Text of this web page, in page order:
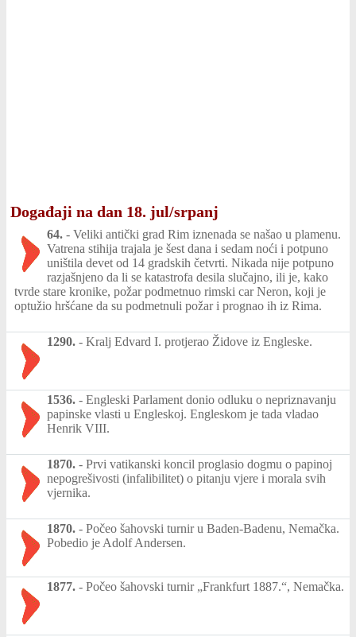
Događaji na dan 18. jul/srpanj
64. - Veliki antički grad Rim iznenada se našao u plamenu.
Vatrena stihija trajala je šest dana i sedam noći i potpuno
uništila devet od 14 gradskih četvrti. Nikada nije potpuno
razjašnjeno da li se katastrofa desila slučajno, ili je, kako
tvrde stare kronike, požar podmetnuo rimski car Neron, koji je
optužio hršćane da su podmetnuli požar i prognao ih iz Rima.
1290. - Kralj Edvard I. protjerao Židove iz Engleske.
1536. - Engleski Parlament donio odluku o nepriznavanju
papinske vlasti u Engleskoj. Engleskom je tada vladao
Henrik VIII.
1870. - Prvi vatikanski koncil proglasio dogmu o papinoj
nepogrešivosti (infalibilitet) o pitanju vjere i morala svih
vjernika.
1870. - Počeo šahovski turnir u Baden-Badenu, Nemačka.
Pobedio je Adolf Andersen.
1877. - Počeo šahovski turnir „Frankfurt 1887.“, Nemačka.